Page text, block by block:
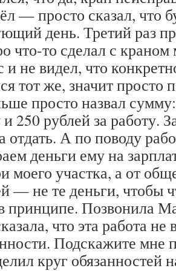
— просто сказал, что
день. Третий раз
что-то сделал с
и не видел, что
тот же, значит просто
просто назвал
и 250 рублей за работу.
отдать. А по поводу
деньги ему на
моего участка, а от
— не те деньги, чтобы
принципе. Позвонила
что эта работа не
Подскажите мне
круг обязанностей